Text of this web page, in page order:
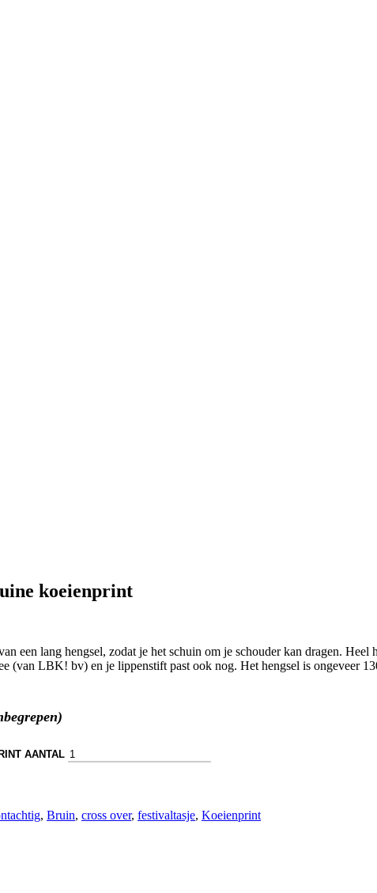
koeienprint
een lang hengsel, zodat je het schuin om je schouder kan dragen. Heel
(van LBK! bv) en je lippenstift past ook nog. Het hengsel is ongeveer
AANTAL
, Bruin, cross over, festivaltasje, Koeienprint